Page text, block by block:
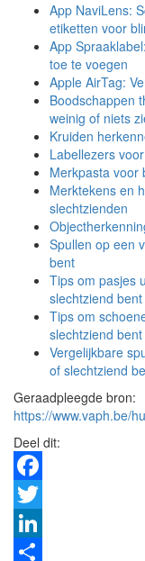
App NaviLens:
etiketten voor
App
toe te voegen
Apple AirTag:
Boodschappen
weinig of niets
Kruiden
Labellezers
Merkpasta voor
Merktekens en
slechtzienden
Spullen op een
bent
Tips om pasjes
slechtziend bent
Tips om
slechtziend bent
Vergelijkbare
of slechtziend
Geraadpleegde bron:
https://www.vaph.be/
Deel dit:
Facebook
Twitter
LinkedIn